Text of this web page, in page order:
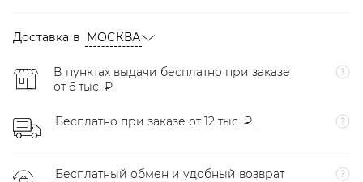
Доставка в МОСКВА
В пунктах выдачи бесплатно при заказе
от 6 тыс. ₽
Бесплатно при заказе от 12 тыс. ₽.
Бесплатный обмен и удобный возврат